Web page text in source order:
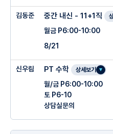
김동준 중간 내신 - 11+1직
월금 P6:00-10:00
8/21
신우림 PT 수학 상세보기
월/금 P6:00-10:00
토 P6-10
상담실문의
★ 학생에게 필요한 맞춤 소수수업